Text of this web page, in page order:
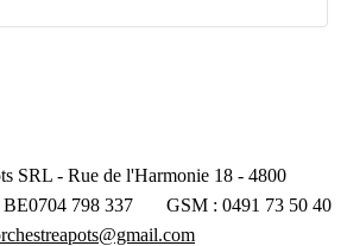
SRL - Rue de l'Harmonie 18 - 4800
798 337 GSM : 0491 73 50 40